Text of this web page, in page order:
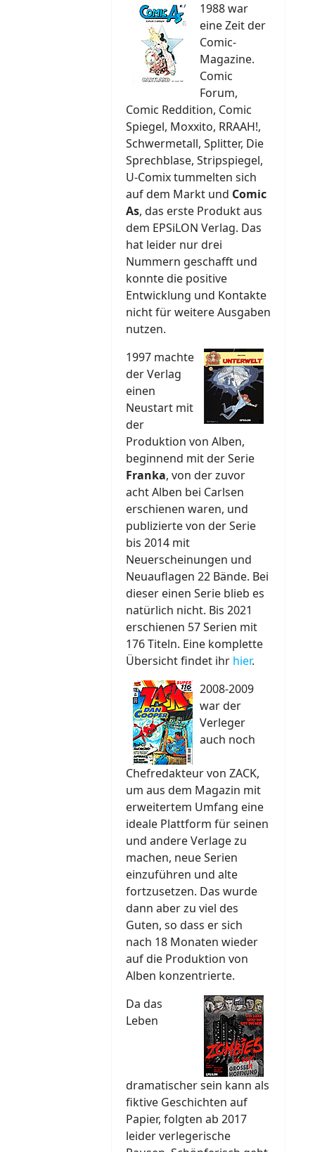
1988 war
eine Zeit der
Comic-
Magazine.
Comic
Forum,
Comic Reddition, Comic
Spiegel, Moxxito, RRAAH!,
Schwermetall, Splitter, Die
Sprechblase, Stripspiegel,
U-Comix tummelten sich
auf dem Markt und Comic
As, das erste Produkt aus
dem EPSiLON Verlag. Das
hat leider nur drei
Nummern geschafft und
konnte die positive
Entwicklung und Kontakte
nicht für weitere Ausgaben
nutzen.
1997 machte
der Verlag
einen
Neustart mit
der
Produktion von Alben,
beginnend mit der Serie
Franka, von der zuvor
acht Alben bei Carlsen
erschienen waren, und
publizierte von der Serie
bis 2014 mit
Neuerscheinungen und
Neuauflagen 22 Bände. Bei
dieser einen Serie blieb es
natürlich nicht. Bis 2021
erschienen 57 Serien mit
176 Titeln. Eine komplette
Übersicht findet ihr hier.
2008-2009
war der
Verleger
auch noch
Chefredakteur von ZACK,
um aus dem Magazin mit
erweitertem Umfang eine
ideale Plattform für seinen
und andere Verlage zu
machen, neue Serien
einzuführen und alte
fortzusetzen. Das wurde
dann aber zu viel des
Guten, so dass er sich
nach 18 Monaten wieder
auf die Produktion von
Alben konzentrierte.
Da das
Leben
dramatischer sein kann als
fiktive Geschichten auf
Papier, folgten ab 2017
leider verlegerische